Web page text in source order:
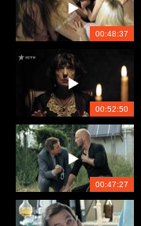
00:48:37
00:52:50
00:47:27